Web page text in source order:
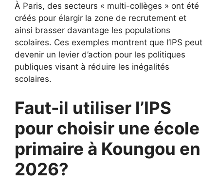
À Paris, des secteurs « multi-collèges » ont été
créés pour élargir la zone de recrutement et
ainsi brasser davantage les populations
scolaires. Ces exemples montrent que l’IPS peut
devenir un levier d’action pour les politiques
publiques visant à réduire les inégalités
scolaires.
Faut-il utiliser l’IPS
pour choisir une école
primaire à Koungou en
2026?